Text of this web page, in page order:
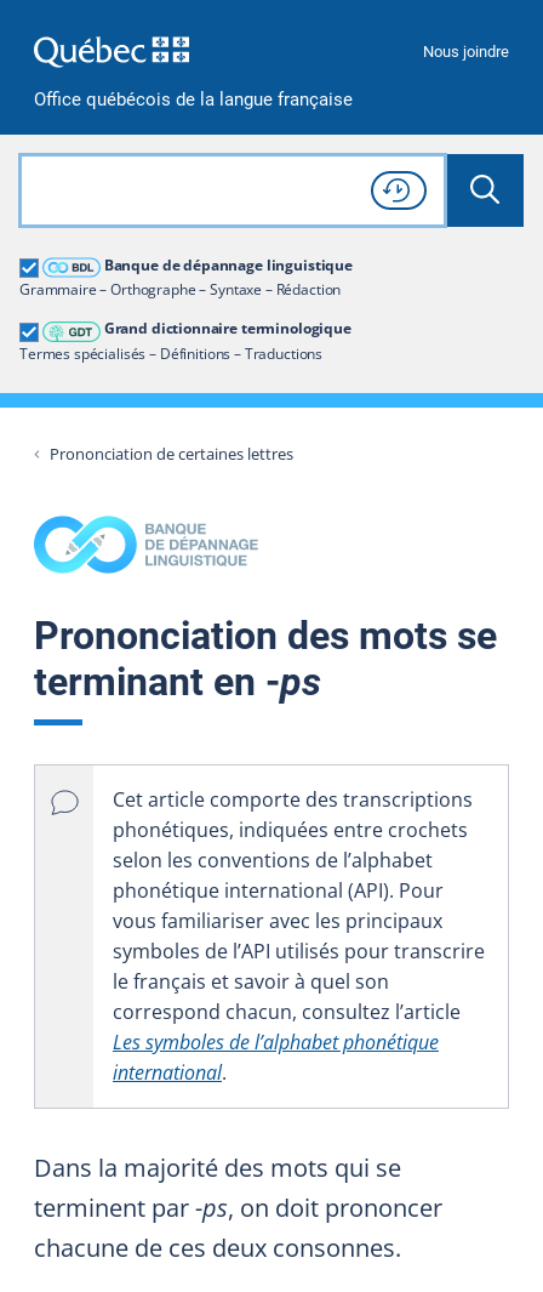
Office québécois de la langue française
Nous joindre
Rechercher dans tout le site
Lancer
Consulter l'
Historique
de recherche
Banque de dépannage linguistique
Grammaire – Orthographe – Syntaxe – Rédaction
Grand dictionnaire terminologique
Termes spécialisés – Définitions – Traductions
Grand dictionnaire terminologique
Restreindre aux termes
Prononciation de certaines lettres
Prononciation des mots se
terminant en ‑ps
Cet article comporte des transcriptions
phonétiques, indiquées entre crochets
selon les conventions de l’alphabet
phonétique international (API). Pour
vous familiariser avec les principaux
symboles de l’API utilisés pour transcrire
le français et savoir à quel son
correspond chacun, consultez l’article
Les symboles de l’alphabet phonétique
international.
Dans la majorité des mots qui se
terminent par-ps, on doit prononcer
chacune de ces deux consonnes.